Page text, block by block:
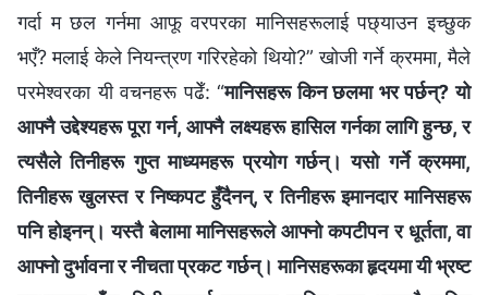
गर्दा म छल गर्नमा आफू वरपरका मानिसहरूलाई पछ्याउन इच्छुक
भएँ? मलाई केले नियन्त्रण गरिरहेको थियो?” खोजी गर्ने क्रममा, मैले
परमेश्‍वरका यी वचनहरू पढेँ: “मानिसहरू किन छलमा भर पर्छन्? यो
आफ्‍नै उद्देश्यहरू पूरा गर्न, आफ्नै लक्ष्यहरू हासिल गर्नका लागि हुन्छ, र
त्यसैले तिनीहरू गुप्त माध्यमहरू प्रयोग गर्छन्। यसो गर्ने क्रममा,
तिनीहरू खुलस्त र निष्कपट हुँदैनन्, र तिनीहरू इमानदार मानिसहरू
पनि होइनन्। यस्तै बेलामा मानिसहरूले आफ्‍नो कपटीपन र धूर्तता, वा
आफ्नो दुर्भावना र नीचता प्रकट गर्छन्। मानिसहरूका हृदयमा यी भ्रष्ट